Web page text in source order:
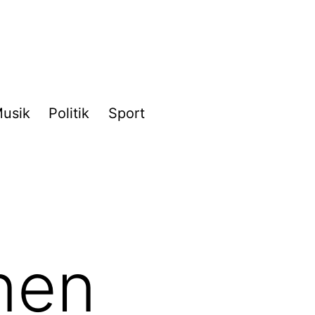
Politik Sport